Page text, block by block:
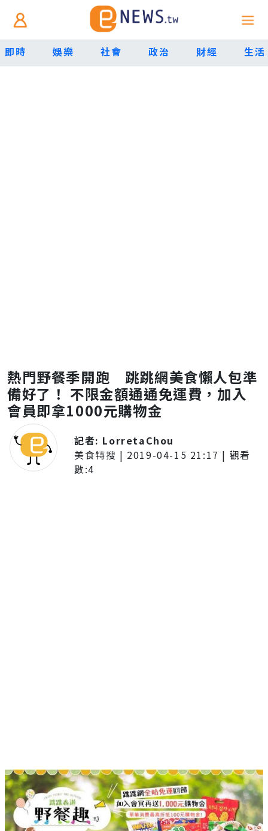
即時 娛樂 社會 政治 財經 生活
熱門野餐季開跑 跳跳網美食懶人包準
備好了！ 不限金額通通免運費，加入
會員即拿1000元購物金
記者: LorretaChou
美食特搜 | 2019-04-15 21:17 | 觀看
數:4